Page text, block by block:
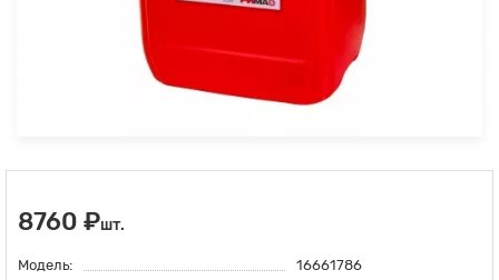
8760 ₽шт.
Модель:
16661786